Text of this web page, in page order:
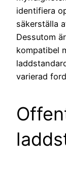
identifiera
säkerställa
Dessutom
kompatibel
varierad